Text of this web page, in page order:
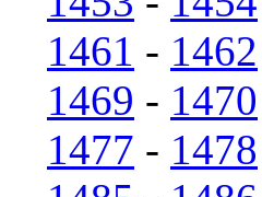
1461 - 1462
1469 - 1470
1477 - 1478